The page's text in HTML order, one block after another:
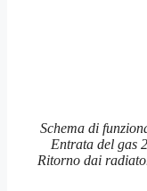
Schema di
Entrata del gas
Ritorno dai